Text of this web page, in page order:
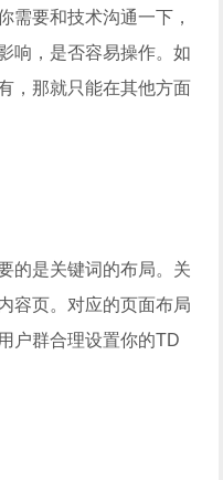
需要和技术沟通一下，
响，是否容易操作。如
，那就只能在其他方面
的是关键词的布局。关
容页。对应的页面布局
户群合理设置你的TD